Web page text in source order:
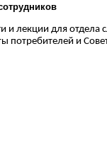
и лекции для отдела
потребителей и